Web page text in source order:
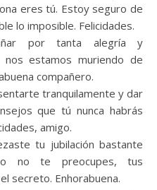
eres tú. Estoy seguro de
lo imposible. Felicidades.
por tanta alegría y
nos estamos muriendo de
compañero.
tranquilamente y dar
que tú nunca habrás
amigo.
tu jubilación bastante
no te preocupes, tus
secreto. Enhorabuena.